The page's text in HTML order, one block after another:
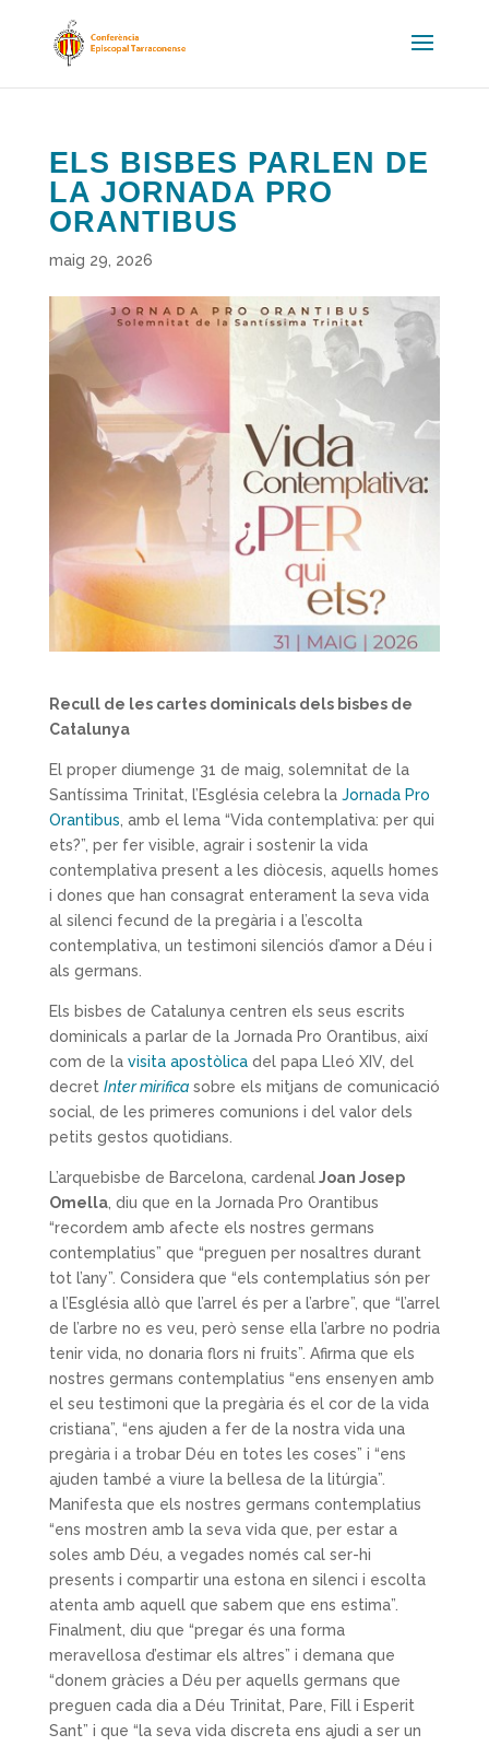
ELS BISBES PARLEN DE
LA JORNADA PRO
ORANTIBUS
maig 29, 2026
Recull de les cartes dominicals dels bisbes de
Catalunya
El proper diumenge 31 de maig, solemnitat de la
Santíssima Trinitat, l’Església celebra la Jornada Pro
Orantibus, amb el lema “Vida contemplativa: per qui
ets?”, per fer visible, agrair i sostenir la vida
contemplativa present a les diòcesis, aquells homes
i dones que han consagrat enterament la seva vida
al silenci fecund de la pregària i a l’escolta
contemplativa, un testimoni silenciós d’amor a Déu i
als germans.
Els bisbes de Catalunya centren els seus escrits
dominicals a parlar de la Jornada Pro Orantibus, així
com de la visita apostòlicadel papa Lleó XIV, del
decret Inter mirificasobre els mitjans de comunicació
social, de les primeres comunions i del valor dels
petits gestos quotidians.
L’arquebisbe de Barcelona, cardenalJoan Josep
Omella, diu que en la Jornada Pro Orantibus
“recordem amb afecte els nostres germans
contemplatius” que “preguen per nosaltres durant
tot l’any”. Considera que “els contemplatius són per
a l’Església allò que l’arrel és per a l’arbre”, que “l’arrel
de l’arbre no es veu, però sense ella l’arbre no podria
tenir vida, no donaria flors ni fruits”. Afirma que els
nostres germans contemplatius “ens ensenyen amb
el seu testimoni que la pregària és el cor de la vida
cristiana”, “ens ajuden a fer de la nostra vida una
pregària i a trobar Déu en totes les coses” i “ens
ajuden també a viure la bellesa de la litúrgia”.
Manifesta que els nostres germans contemplatius
“ens mostren amb la seva vida que, per estar a
soles amb Déu, a vegades només cal ser-hi
presents i compartir una estona en silenci i escolta
atenta amb aquell que sabem que ens estima”.
Finalment, diu que “pregar és una forma
meravellosa d’estimar els altres” i demana que
“donem gràcies a Déu per aquells germans que
preguen cada dia a Déu Trinitat, Pare, Fill i Esperit
Sant” i que “la seva vida discreta ens ajudi a ser un